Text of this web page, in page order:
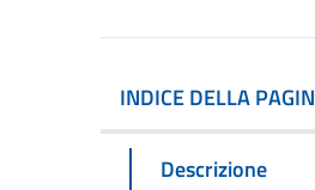
INDICE DELLA
Descrizione